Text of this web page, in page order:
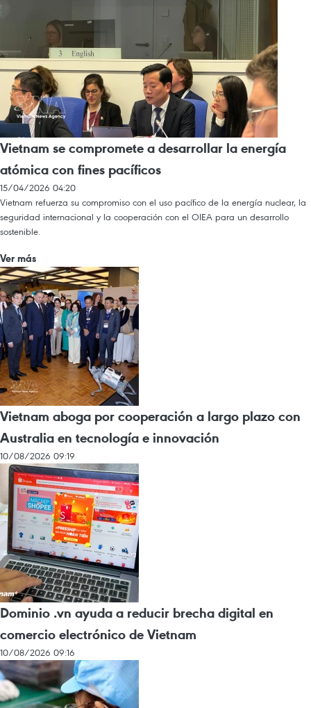
Vietnam se compromete a desarrollar la energía
atómica con fines pacíficos
15/04/2026 04:20
Vietnam refuerza su compromiso con el uso pacífico de la energía nuclear, la
seguridad internacional y la cooperación con el OIEA para un desarrollo
sostenible.
Ver más
Vietnam aboga por cooperación a largo plazo con
Australia en tecnología e innovación
10/08/2026 09:19
Dominio .vn ayuda a reducir brecha digital en
comercio electrónico de Vietnam
10/08/2026 09:16